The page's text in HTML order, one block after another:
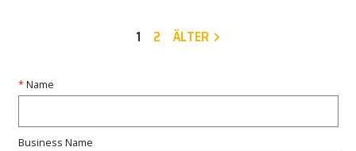
1 2 ÄLTER
Name
Business Name